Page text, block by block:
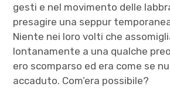
gesti e nel movimento delle
presagire una seppur
Niente nei loro volti che
lontanamente a una qualche
ero scomparso ed era come se
accaduto. Com’era possibile?